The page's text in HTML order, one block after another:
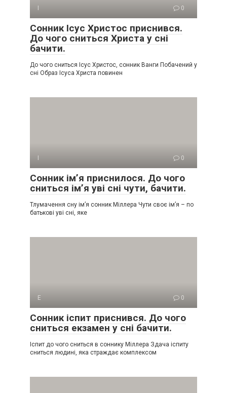
0
Сонник Ісус Христос приснився.
До чого сниться Христа у сні
бачити.
До чого сниться Ісус Христос, сонник Ванги Побачений у
сні Образ Ісуса Христа повинен
0
Сонник ім’я приснилося. До чого
сниться ім’я уві сні чути, бачити.
Тлумачення сну ім’я сонник Міллера Чути своє ім’я – по
батькові уві сні, яке
Е 0
Сонник іспит приснився. До чого
сниться екзамен у сні бачити.
Іспит до чого сниться в соннику Міллера Здача іспиту
сниться людині, яка страждає комплексом